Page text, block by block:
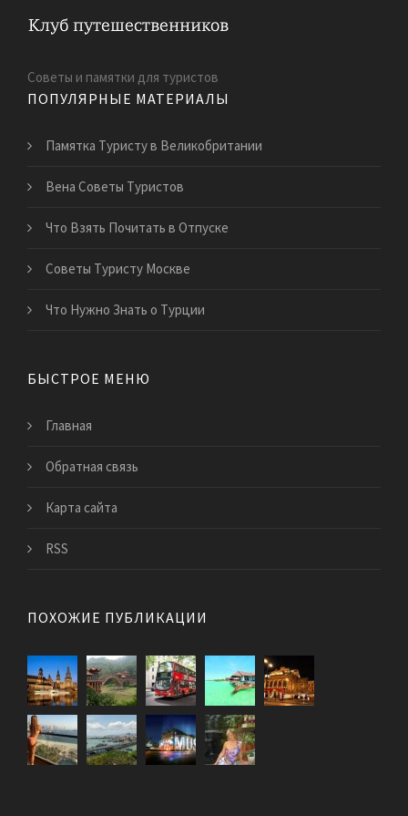
Советы и памятки для туристов
ПОПУЛЯРНЫЕ МАТЕРИАЛЫ
Памятка Туристу в Великобритании
Вена Советы Туристов
Что Взять Почитать в Отпуске
Советы Туристу Москве
Что Нужно Знать о Турции
БЫСТРОЕ МЕНЮ
Главная
Обратная связь
Карта сайта
RSS
ПОХОЖИЕ ПУБЛИКАЦИИ